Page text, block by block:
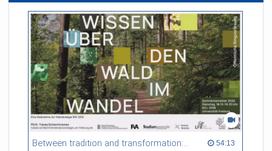
Between tradition and transformation: how owners, advisers and institutions co-create knowledge for resilient forests in Europe 54:13
54:13 duration